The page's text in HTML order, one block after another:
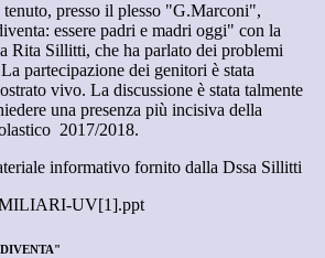
presso il plesso "G.Marconi",
essere padri e madri oggi" con la
Rita Sillitti, che ha parlato dei problemi
partecipazione dei genitori è stata
vivo. La discussione è stata talmente
una presenza più incisiva della
2017/2018.
informativo fornito dalla Dssa Sillitti
UV[1].ppt